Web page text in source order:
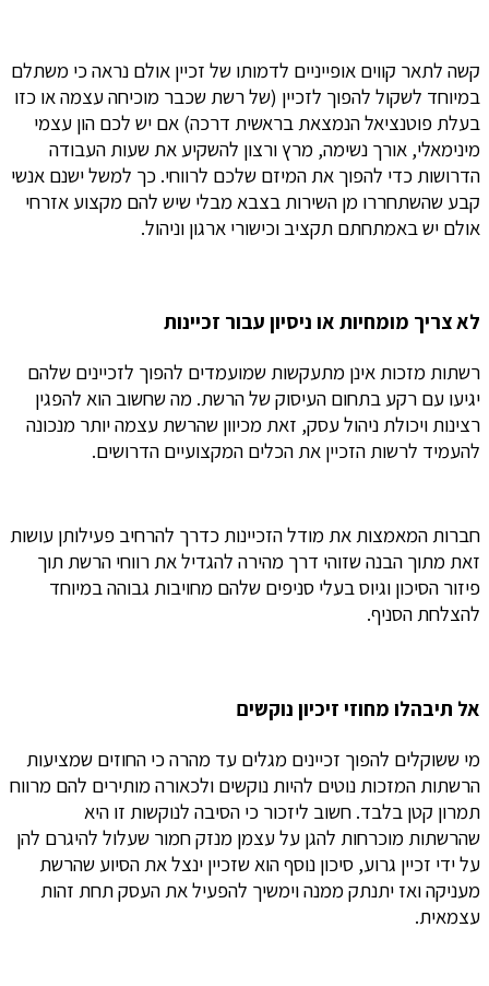
קשה לתאר קווים אופייניים לדמותו של זכיין אולם נראה כי משתלם
במיוחד לשקול להפוך לזכיין (של רשת שכבר מוכיחה עצמה או כזו
בעלת פוטנציאל הנמצאת בראשית דרכה) אם יש לכם הון עצמי
מינימאלי, אורך נשימה, מרץ ורצון להשקיע את שעות העבודה
הדרושות כדי להפוך את המיזם שלכם לרווחי. כך למשל ישנם אנשי
קבע שהשתחררו מן השירות בצבא מבלי שיש להם מקצוע אזרחי
אולם יש באמתחתם תקציב וכישורי ארגון וניהול.
לא צריך מומחיות או ניסיון עבור זכיינות
רשתות מזכות אינן מתעקשות שמועמדים להפוך לזכיינים שלהם
יגיעו עם רקע בתחום העיסוק של הרשת. מה שחשוב הוא להפגין
רצינות ויכולת ניהול עסק, זאת מכיוון שהרשת עצמה יותר מנכונה
להעמיד לרשות הזכיין את הכלים המקצועיים הדרושים.
חברות המאמצות את מודל הזכיינות כדרך להרחיב פעילותן עושות
זאת מתוך הבנה שזוהי דרך מהירה להגדיל את רווחי הרשת תוך
פיזור הסיכון וגיוס בעלי סניפים שלהם מחויבות גבוהה במיוחד
להצלחת הסניף.
אל תיבהלו מחוזי זיכיון נוקשים
מי ששוקלים להפוך זכיינים מגלים עד מהרה כי החוזים שמציעות
הרשתות המזכות נוטים להיות נוקשים ולכאורה מותירים להם מרווח
תמרון קטן בלבד. חשוב ליזכור כי הסיבה לנוקשות זו היא
שהרשתות מוכרחות להגן על עצמן מנזק חמור שעלול להיגרם להן
על ידי זכיין גרוע, סיכון נוסף הוא שזכיין ינצל את הסיוע שהרשת
מעניקה ואז יתנתק ממנה וימשיך להפעיל את העסק תחת זהות
עצמאית.